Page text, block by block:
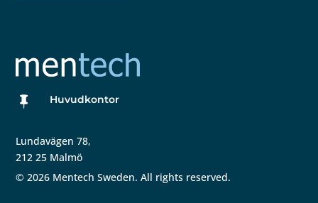
 Huvudkontor
Lundavägen 78,
212 25 Malmö
©2026 Mentech Sweden. All rights reserved.